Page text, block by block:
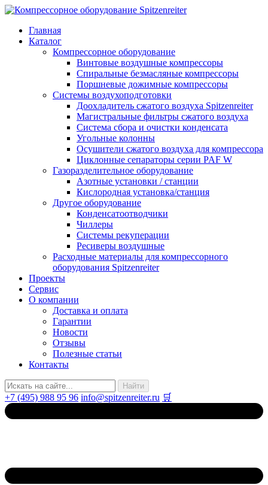
Главная
Каталог
Компрессорное оборудование
Винтовые воздушные компрессоры
Спиральные безмасляные компрессоры
Поршневые дожимные компрессоры
Системы воздухоподготовки
Доохладитель сжатого воздуха Spitzenreiter
Магистральные фильтры сжатого воздуха
Система сбора и очистки конденсата
Угольные колонны
Осушители сжатого воздуха для компрессора
Циклонные сепараторы серии PAF W
Газоразделительное оборудование
Азотные установки / станции
Кислородная установка/станция
Другое оборудование
Конденсатоотводчики
Чиллеры
Системы рекуперации
Ресиверы воздушные
Расходные материалы для компрессорного
оборудования Spitzenreiter
Проекты
Сервис
О компании
Доставка и оплата
Гарантии
Новости
Отзывы
Полезные статьи
Контакты
+7 (495) 988 95 96 info@spitzenreiter.ru 🛒